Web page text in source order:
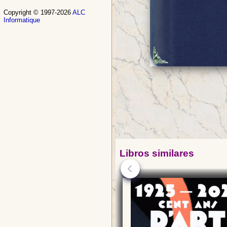
Libros similares
Copyright © 1997-2026 ALC
Informatique